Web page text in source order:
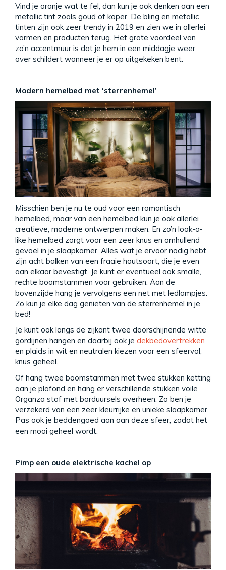
Vind je oranje wat te fel, dan kun je ook denken aan een
metallic tint zoals goud of koper. De bling en metallic
tinten zijn ook zeer trendy in 2019 en zien we in allerlei
vormen en producten terug. Het grote voordeel van
zo’n accentmuur is dat je hem in een middagje weer
over schildert wanneer je er op uitgekeken bent.
Modern hemelbed met ‘sterrenhemel’
Misschien ben je nu te oud voor een romantisch
hemelbed, maar van een hemelbed kun je ook allerlei
creatieve, moderne ontwerpen maken. En zo’n look-a-
like hemelbed zorgt voor een zeer knus en omhullend
gevoel in je slaapkamer. Alles wat je ervoor nodig hebt
zijn acht balken van een fraaie houtsoort, die je even
aan elkaar bevestigt. Je kunt er eventueel ook smalle,
rechte boomstammen voor gebruiken. Aan de
bovenzijde hang je vervolgens een net met ledlampjes.
Zo kun je elke dag genieten van de sterrenhemel in je
bed!
Je kunt ook langs de zijkant twee doorschijnende witte
gordijnen hangen en daarbij ook je dekbedovertrekken
en plaids in wit en neutralen kiezen voor een sfeervol,
knus geheel.
Of hang twee boomstammen met twee stukken ketting
aan je plafond en hang er verschillende stukken voile
Organza stof met borduursels overheen. Zo ben je
verzekerd van een zeer kleurrijke en unieke slaapkamer.
Pas ook je beddengoed aan aan deze sfeer, zodat het
een mooi geheel wordt.
Pimp een oude elektrische kachel op